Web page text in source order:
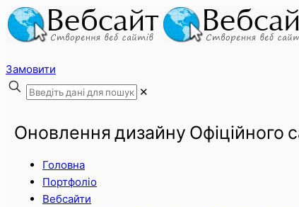
Замовити
✕
Оновлення дизайну Офіційного
Головна
Портфоліо
Вебсайти